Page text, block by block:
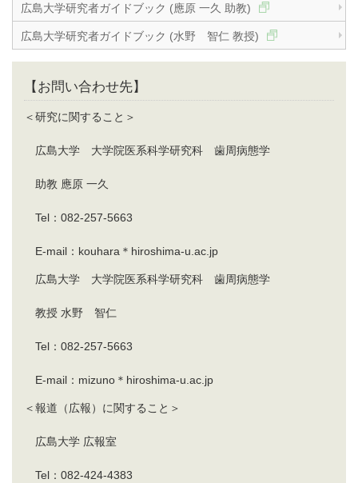
広島大学研究者ガイドブック (應原 一久 助教)
広島大学研究者ガイドブック (水野 智仁 教授)
【お問い合わせ先】
＜研究に関すること＞
広島大学 大学院医系科学研究科 歯周病態学
助教 應原 一久
Tel：082-257-5663
E-mail：kouhara＊hiroshima-u.ac.jp
広島大学 大学院医系科学研究科 歯周病態学
教授 水野 智仁
Tel：082-257-5663
E-mail：mizuno＊hiroshima-u.ac.jp
＜報道（広報）に関すること＞
広島大学 広報室
Tel：082-424-4383